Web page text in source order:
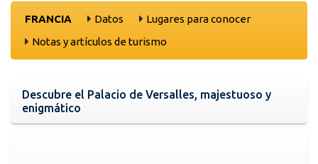
FRANCIA Datos
Lugares para conocer
Notas y artículos de turismo
Descubre el Palacio de Versalles, majestuoso y
enigmático